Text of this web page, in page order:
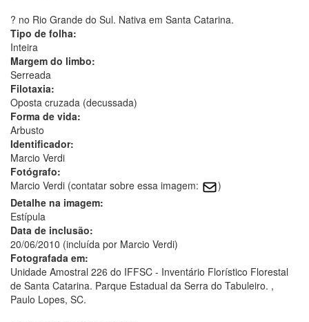
? no Rio Grande do Sul. Nativa em Santa Catarina.
Tipo de folha:
Inteira
Margem do limbo:
Serreada
Filotaxia:
Oposta cruzada (decussada)
Forma de vida:
Arbusto
Identificador:
Marcio Verdi
Fotógrafo:
Marcio Verdi (contatar sobre essa imagem:
)
Detalhe na imagem:
Estípula
Data de inclusão:
20/06/2010 (incluída por Marcio Verdi)
Fotografada em:
Unidade Amostral 226 do IFFSC - Inventário Florístico Florestal
de Santa Catarina. Parque Estadual da Serra do Tabuleiro. ,
Paulo Lopes, SC.